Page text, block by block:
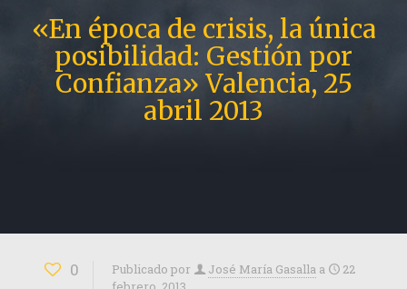
«En época de crisis, la única
posibilidad: Gestión por
Confianza» Valencia, 25
abril 2013
0 Publicado por José María Gasalla a
22